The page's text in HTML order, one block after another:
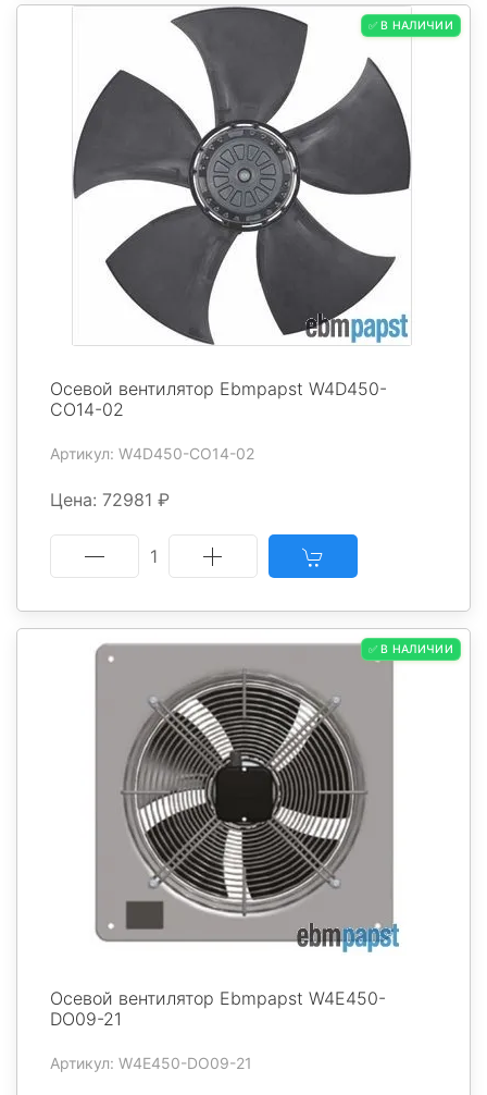
✅ В НАЛИЧИИ
Осевой вентилятор Ebmpapst W4D450-
CO14-02
Артикул: W4D450-CO14-02
Цена: 72981 ₽
1
✅ В НАЛИЧИИ
Осевой вентилятор Ebmpapst W4E450-
DO09-21
Артикул: W4E450-DO09-21